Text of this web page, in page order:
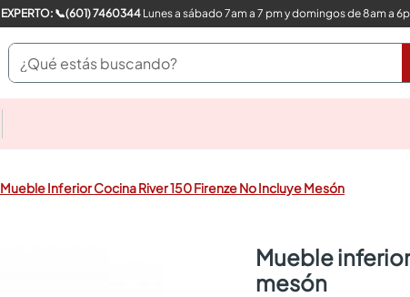
COMPRA CON UN EXPERTO: 📞(601) 7460344Lunes a sábado 7am a 7 pm y domingos de 8am a
¿Qué estás buscando?
Mueble Inferior Cocina River 150 Firenze No Incluye Mesón
mueble inferior cocina river 150 firenze no incluye
mesón
closet
sanitarios